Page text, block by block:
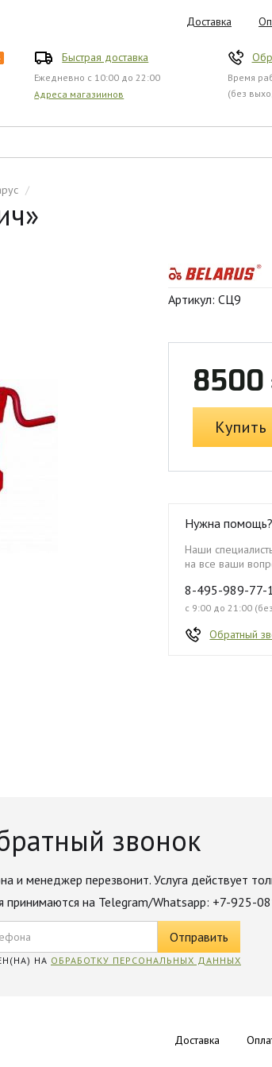
Доставка
Быстрая доставка
Ежедневно с 10:00 до 22:00
Адреса магазиинов
Время
(без
/
Артикул: СЦ9
8500
Купить
Нужна помощь?
Наши
на все ваши
8-495-989-77-
с 9:00 до 21:00
Обратный
звонок
и менеджер перезвонит. Услуга действует
принимаются на Telegram/Whatsapp: +7-925-
НА ОБРАБОТКУ ПЕРСОНАЛЬНЫХ ДАННЫХ
Доставка